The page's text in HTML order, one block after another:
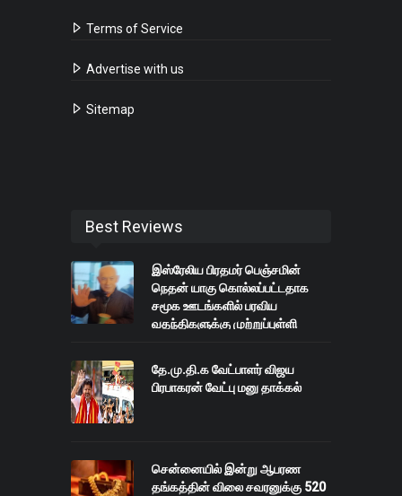
Terms of Service
Advertise with us
Sitemap
Best Reviews
இஸ்ரேலிய பிரதமர் பெஞ்சமின்
நெதன் யாகு கொல்லப்பட்டதாக
சமூக ஊடங்களில் பரவிய
வதந்திகளுக்கு முற்றுப்புள்ளி
தே.மு.தி.க வேட்பாளர் விஜய
பிரபாகரன் வேட்பு மனு தாக்கல்
சென்னையில் இன்று ஆபரண
தங்கத்தின் விலை சவரனுக்கு 520